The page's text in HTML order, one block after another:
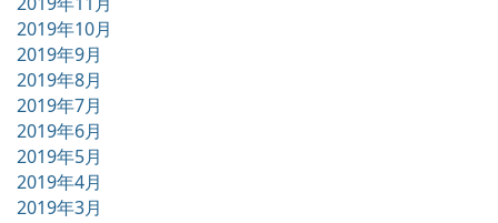
2019年10月
2019年9月
2019年8月
2019年7月
2019年6月
2019年5月
2019年4月
2019年3月